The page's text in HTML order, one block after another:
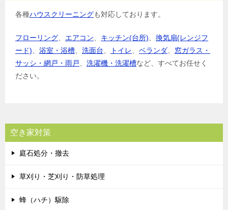
各種ハウスクリーニングも対応しております。
フローリング エアコン キッチン(台所)
換気扇(レンジフ
ード)
浴室・浴槽 洗面台 トイレ ベランダ
窓ガラス・
サッシ・網戸・雨戸
洗濯機・洗濯槽など、すべてお任せく
ださい。
空き家対策
庭石処分・撤去
草刈り・芝刈り・防草処理
蜂（ハチ）駆除